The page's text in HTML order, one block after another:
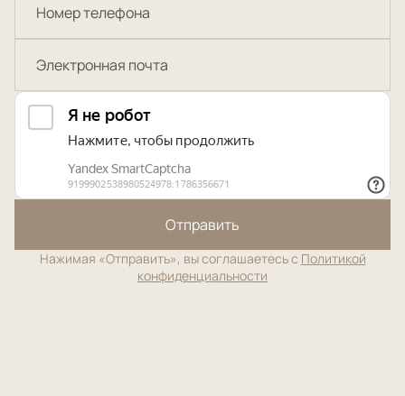
Отправить
Нажимая «Отправить», вы соглашаетесь с Политикой
конфиденциальности